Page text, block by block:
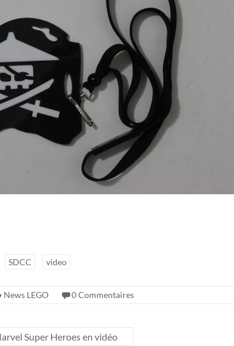
SDCC video
News LEGO 0 Commentaires
Super Heroes en vidéo